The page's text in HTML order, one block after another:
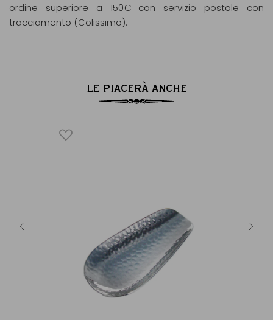
ordine superiore a 150€ con servizio postale con
tracciamento (Colissimo).
LE PIACERÀ ANCHE